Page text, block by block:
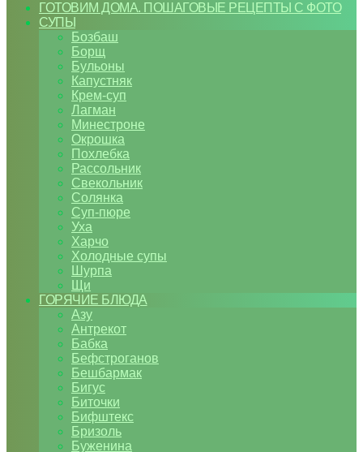
ГОТОВИМ ДОМА. ПОШАГОВЫЕ РЕЦЕПТЫ С ФОТО
СУПЫ
Бозбаш
Борщ
Бульоны
Капустняк
Крем-суп
Лагман
Минестроне
Окрошка
Похлебка
Рассольник
Свекольник
Солянка
Суп-пюре
Уха
Харчо
Холодные супы
Шурпа
Щи
ГОРЯЧИЕ БЛЮДА
Азу
Антрекот
Бабка
Бефстроганов
Бешбармак
Бигус
Биточки
Бифштекс
Бризоль
Буженина